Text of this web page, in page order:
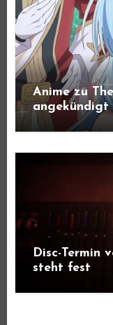
Anime zu
angekündigt
Disc-Termin
steht fest